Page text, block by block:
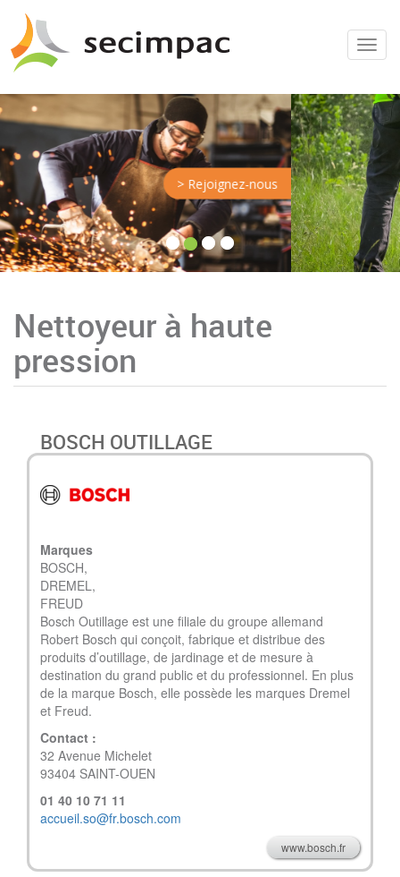
Menu
> Rejoignez-nous
Nettoyeur à haute
pression
BOSCH OUTILLAGE
Marques
BOSCH,
DREMEL,
FREUD
Bosch Outillage est une filiale du groupe allemand
Robert Bosch qui conçoit, fabrique et distribue des
produits d’outillage, de jardinage et de mesure à
destination du grand public et du professionnel. En plus
de la marque Bosch, elle possède les marques Dremel
et Freud.
Contact :
32 Avenue Michelet
93404 SAINT-OUEN
01 40 10 71 11
accueil.so@fr.bosch.com
www.bosch.fr